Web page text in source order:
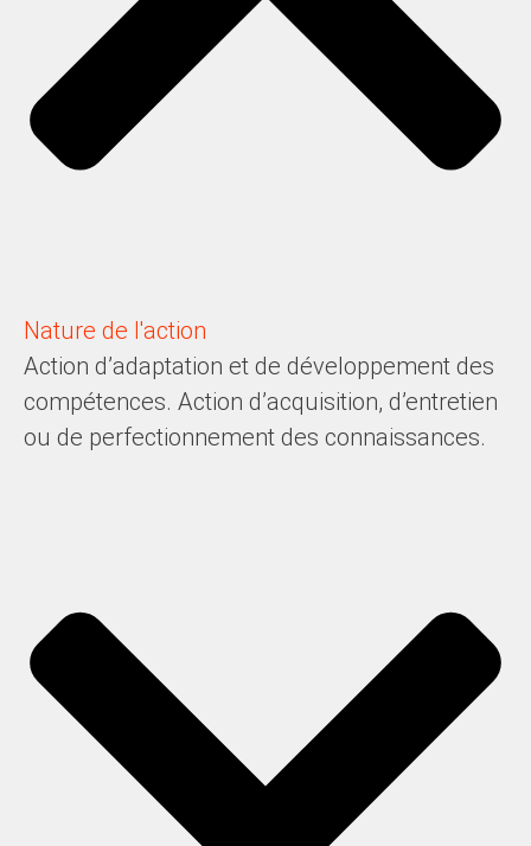
Nature de l'action
Action d’adaptation et de développement des
compétences. Action d’acquisition, d’entretien
ou de perfectionnement des connaissances.